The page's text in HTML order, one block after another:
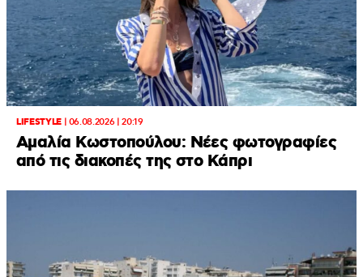
LIFESTYLE| 06.08.2026 | 20:19
Αμαλία Κωστοπούλου: Νέες φωτογραφίες
από τις διακοπές της στο Κάπρι